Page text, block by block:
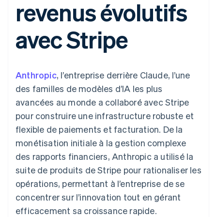
Moyens de
paiement
de 125
Terminal
Authorization
Boost
Acceptation
optimisée
Paiements
accélérés
Connections
Comptes
financiers
associés
Recognition
Comptabilité
automatisée
Stripe Sigma
Rapports
personnalisés
des données
Product roadmap
l’application
Marketplaces
Gestion financière
Plateformes
SaaS
Par secteur
Entreprises d'IA
créateurs
Jeux
loisirs
Assurance
Médias et
divertissements
Organisations à but
non lucratif
Services aux
entreprises
Secteur public
Gérer des
abonnements
Proposer une
facturation à l'usage
Émettre des cartes
bancaires adossées à
services avec des
agents
Ressources
Intégrations
d'applications
Exemples de code
Blog des développeurs
État de l'API
Entreprise
Roadmap produit
Sessions : conférence
annuelle
presse
Stripe Press
Contact
Contacter notre équipe
Devenir partenaire
revenus évolutifs
avec Stripe
Anthropic, l’entreprise derrière Claude, l’une
des familles de modèles d’IA les plus
avancées au monde a collaboré avec Stripe
pour construire une infrastructure robuste et
flexible de paiements et facturation. De la
monétisation initiale à la gestion complexe
des rapports financiers, Anthropic a utilisé la
suite de produits de Stripe pour rationaliser les
opérations, permettant à l’entreprise de se
concentrer sur l’innovation tout en gérant
efficacement sa croissance rapide.